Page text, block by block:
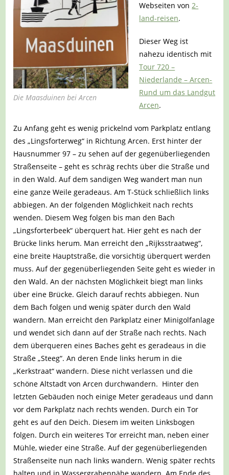
Die Maasduinen bei Arcen
Webseiten von 2-
land-reisen.
Dieser Weg ist
nahezu identisch mit
Tour 720 –
Niederlande – Arcen-
Rund um das Landgut
Arcen.
Zu Anfang geht es wenig prickelnd vom Parkplatz entlang
des „Lingsforterweg“ in Richtung Arcen. Erst hinter der
Hausnummer 97 – zu sehen auf der gegenüberliegenden
Straßenseite – geht es schräg rechts über die Straße und
in den Wald. Auf dem sandigen Weg wandert man nun
eine ganze Weile geradeaus. Am T-Stück schließlich links
abbiegen. An der folgenden Möglichkeit nach rechts
wenden. Diesem Weg folgen bis man den Bach
„Lingsforterbeek“ überquert hat. Hier geht es nach der
Brücke links herum. Man erreicht den „Rijksstraatweg“,
eine breite Hauptstraße, die vorsichtig überquert werden
muss. Auf der gegenüberliegenden Seite geht es wieder in
den Wald. An der nächsten Möglichkeit biegt man links
über eine Brücke. Gleich darauf rechts abbiegen. Nun
dem Bach folgen und wenig später durch den Wald
wandern. Man erreicht den Parkplatz einer Minigolfanlage
und wendet sich dann auf der Straße nach rechts. Nach
dem überqueren eines Baches geht es geradeaus in die
Straße „Steeg“. An deren Ende links herum in die
„Kerkstraat“ wandern. Diese nicht verlassen und die
schöne Altstadt von Arcen durchwandern. Hinter den
letzten Gebäuden noch einige Meter geradeaus und dann
vor dem Parkplatz nach rechts wenden. Durch ein Tor
geht es auf den Deich. Diesem im weiten Linksbogen
folgen. Durch ein weiteres Tor erreicht man, neben einer
Mühle, wieder eine Straße. Auf der gegenüberliegenden
Straßenseite nun nach links wandern. Wenig später rechts
halten und in Wassergrabennähe wandern. Am Ende des